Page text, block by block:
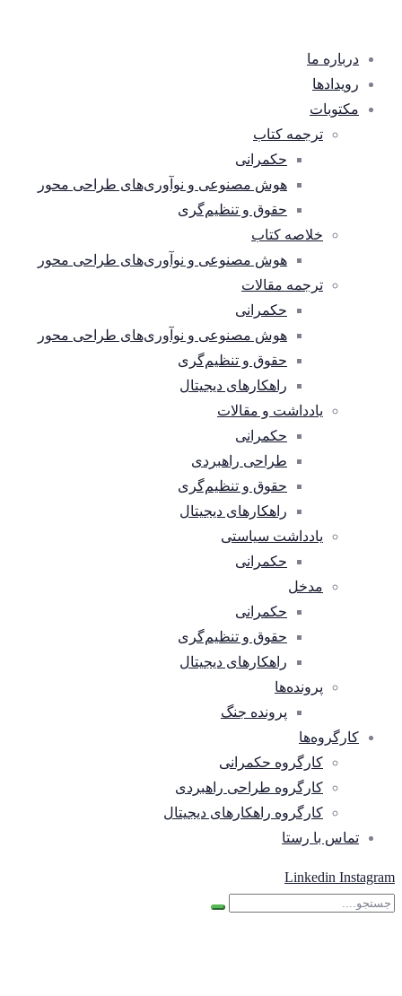
درباره ما
رویدادها
مکتوبات
ترجمه کتاب
حکمرانی
هوش مصنوعی و نوآوری‌های طراحی محور
حقوق و تنظیم‌گری
خلاصه کتاب
هوش مصنوعی و نوآوری‌های طراحی محور
ترجمه مقالات
حکمرانی
هوش مصنوعی و نوآوری‌های طراحی محور
حقوق و تنظیم‌گری
راهکارهای دیجیتال
یادداشت و مقالات
حکمرانی
طراحی راهبردی
حقوق و تنظیم‌گری
راهکارهای دیجیتال
یادداشت سیاستی
حکمرانی
مدخل
حکمرانی
حقوق و تنظیم‌گری
راهکارهای دیجیتال
پرونده‌ها
پرونده جنگ
کارگروه‌ها
کارگروه حکمرانی
کارگروه طراحی راهبردی
کارگروه راهکارهای دیجیتال
تماس با رستا
Linkedin Instagram